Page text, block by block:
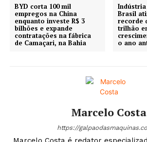
BYD corta 100 mil
empregos na China
enquanto investe R$ 3
bilhões e expande
contratações na fábrica
de Camaçari, na Bahia
Brasil
recorde
trilhão
o ano
Marcelo Costa
https://